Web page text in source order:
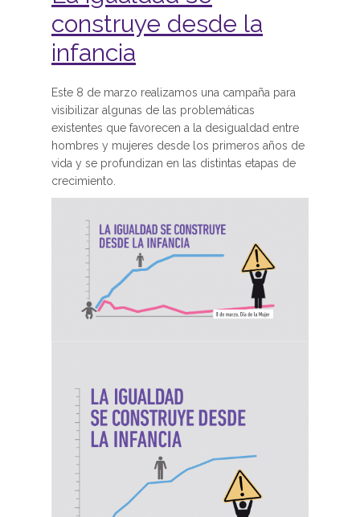
construye desde la
infancia
Este 8 de marzo realizamos una campaña para
visibilizar algunas de las problemáticas
existentes que favorecen a la desigualdad entre
hombres y mujeres desde los primeros años de
vida y se profundizan en las distintas etapas de
crecimiento.